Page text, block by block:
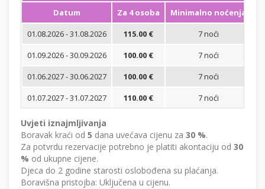
Datum Za 4 osoba
Minimalno noćenja
01.08.2026 - 31.08.2026
115.00 € 7 noći
01.09.2026 - 30.09.2026
100.00 € 7 noći
01.06.2027 - 30.06.2027
100.00 € 7 noći
01.07.2027 - 31.07.2027
110.00 € 7 noći
Uvjeti iznajmljivanja
Boravak kraći od 5 dana uvećava cijenu za 30 %.
Za potvrdu rezervacije potrebno je platiti akontaciju od 30
% od ukupne cijene.
Djeca do 2 godine starosti oslobođena su plaćanja.
Boravišna pristojba: Uključena u cijenu.